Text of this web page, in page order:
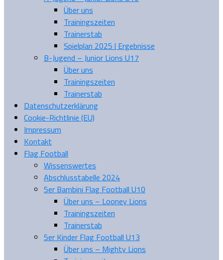
Über uns
Trainingszeiten
Trainerstab
Spielplan 2025 | Ergebnisse
B-Jugend – Junior Lions U17
Über uns
Trainingszeiten
Trainerstab
Datenschutzerklärung
Cookie-Richtlinie (EU)
Impressum
Kontakt
Flag Football
Wissenswertes
Abschlusstabelle 2024
5er Bambini Flag Football U10
Über uns – Looney Lions
Trainingszeiten
Trainerstab
5er Kinder Flag Football U13
Über uns – Mighty Lions